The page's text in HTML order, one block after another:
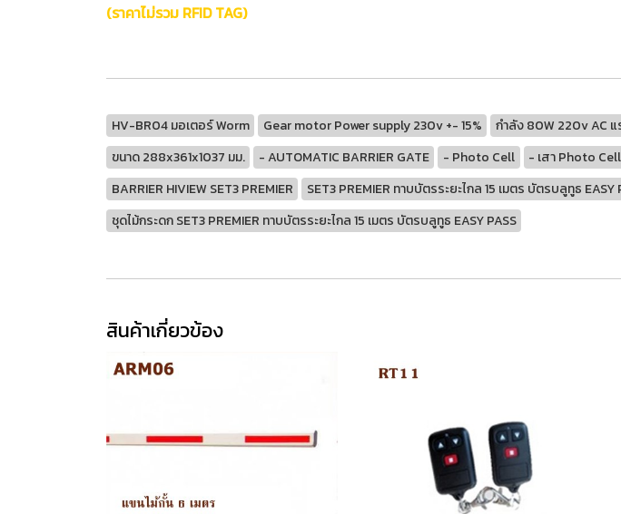
(ราคาไม่รวม RFID TAG)
HV-BR04 มอเตอร์ Worm Gear motor Power supply 230v +- 15% กำลัง 80W 220v AC
ขนาด 288x361x1037 มม.
- AUTOMATIC BARRIER GATE - Photo Cell - เสา Photo Cell
BARRIER HIVIEW SET3 PREMIER
SET3 PREMIER ทาบบัตรระยะไกล 15 เมตร บัตรบลูทูธ EASY
ชุดไม้กระดก SET3 PREMIER ทาบบัตรระยะไกล 15 เมตร บัตรบลูทูธ EASY PASS
สินค้าเกี่ยวข้อง